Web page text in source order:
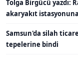
Tolga Birgücü yazdı:
akaryakıt
Samsun'da silah
tepelerine bindi